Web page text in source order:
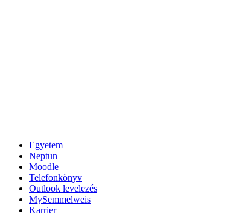
Egyetem
Neptun
Moodle
Telefonkönyv
Outlook levelezés
MySemmelweis
Karrier